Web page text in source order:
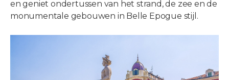
en geniet ondertussen van het strand, de zee en de
monumentale gebouwen in Belle Epogue stijl.